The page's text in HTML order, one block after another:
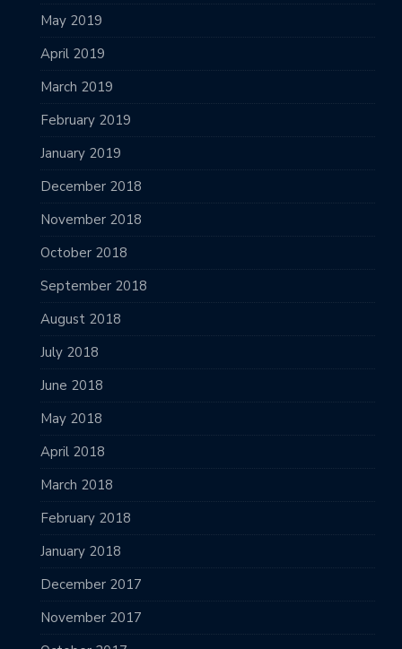
May 2019
April 2019
March 2019
February 2019
January 2019
December 2018
November 2018
October 2018
September 2018
August 2018
July 2018
June 2018
May 2018
April 2018
March 2018
February 2018
January 2018
December 2017
November 2017